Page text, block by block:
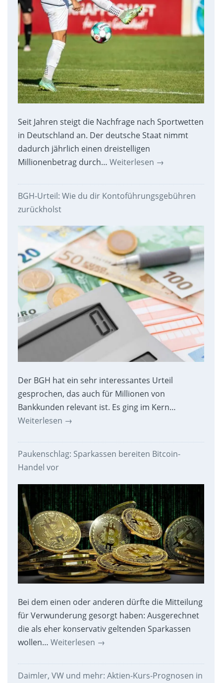
Seit Jahren steigt die Nachfrage nach Sportwetten
in Deutschland an. Der deutsche Staat nimmt
dadurch jährlich einen dreistelligen
Millionenbetrag durch… Weiterlesen →
BGH-Urteil: Wie du dir Kontoführungsgebühren
zurückholst
Der BGH hat ein sehr interessantes Urteil
gesprochen, das auch für Millionen von
Bankkunden relevant ist. Es ging im Kern…
Weiterlesen →
Paukenschlag: Sparkassen bereiten Bitcoin-
Handel vor
Bei dem einen oder anderen dürfte die Mitteilung
für Verwunderung gesorgt haben: Ausgerechnet
die als eher konservativ geltenden Sparkassen
wollen… Weiterlesen →
Daimler, VW und mehr: Aktien-Kurs-Prognosen in